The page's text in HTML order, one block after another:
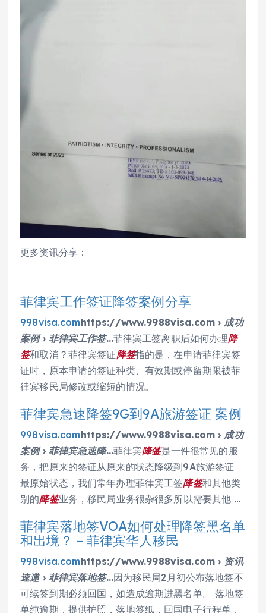
更多资讯分享：
菲律宾工作签证降签案例分享
998visa.comhttps://www.9988visa.com › 成功
案例 › 菲律宾工作签…菲律宾工签离职后如何办理降
签和取消？菲律宾签证降签指的是，在申请菲律宾签
证时，原本申请的签证种类、有效期或停留期限被菲
律宾移民局修改或缩短的情况。
菲律宾急速降签9G到9A旅游签证 案例
998visa.comhttps://www.9988visa.com › 成功
案例 › 菲律宾急速降…菲律宾降签是一件很常见的服
务，把原来的签证从原来的状态降级到9A旅游签证
最原始状态，我们常年办理菲律宾工签降签和其他类
别的降签业务，移民局业务很杂很多所以需要其他 …
菲律宾落地签VOA如何处理降签黑名单
和出境？ – 菲律宾华人移民
998visa.comhttps://www.9988visa.com › 资讯
速递 › 菲律宾落地签…因为移民局2月初公布落地签不
可续签到期必须回国，如造成逾期进黑名单。 落地签
单纯逾期，提供护照，落地签纸，回国电子行程单，